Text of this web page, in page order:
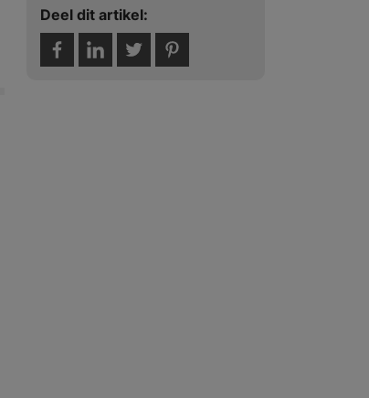
Deel dit artikel: